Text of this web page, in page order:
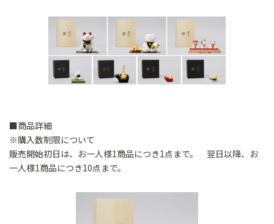
■商品詳細
※購入数制限について
販売開始初日は、お一人様1商品につき1点まで。 翌日以降、お
一人様1商品につき10点まで。